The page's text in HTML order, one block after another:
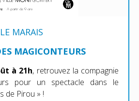
MARAIS
MAGICONTEURS
à 21h, retrouvez la compagnie
pour un spectacle dans le
de Pirou » !